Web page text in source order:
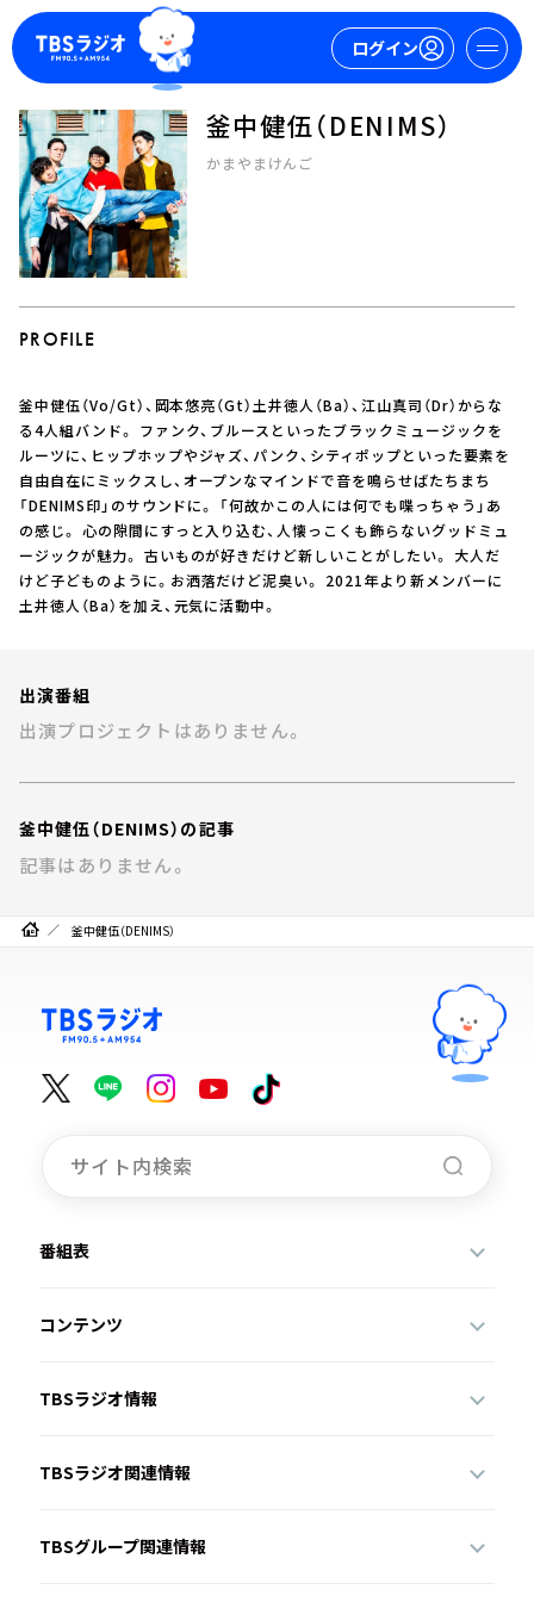
ログイン
マイページ
ログイン
今日の番組表
週間番組表
トピックス
TBS Podcast
お知らせ
イベント・グッズ
YouTube
釜中健伍（DENIMS）
かまやまけんご
PROFILE
釜中健伍（Vo/Gt）、岡本悠亮（Gt）土井徳人（Ba）、江山真司（Dr）からな
る4人組バンド。 ファンク、ブルースといったブラックミュージックを
ルーツに、ヒップホップやジャズ、パンク、シティポップといった要素を
自由自在にミックスし、オープンなマインドで音を鳴らせばたちまち
「DENIMS印」のサウンドに。 「何故かこの人には何でも喋っちゃう」あ
の感じ。 心の隙間にすっと入り込む、人懐っこくも飾らないグッドミュ
ージックが魅力。 古いものが好きだけど新しいことがしたい。 大人だ
けど子どものように。お洒落だけど泥臭い。 2021年より新メンバーに
土井徳人（Ba）を加え、元気に活動中。
出演番組
出演プロジェクトはありません。
釜中健伍（DENIMS）の記事
記事はありません。
釜中健伍（DENIMS）
番組表
コンテンツ
TBSラジオ情報
TBSラジオ関連情報
TBSグループ関連情報